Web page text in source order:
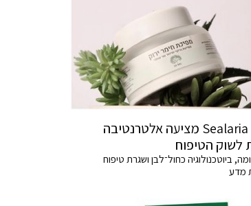
חברת Sealaria מציעה אלטרנטיבה
לשוק הטיפוח
ביוטכנולוגיה כחול־לבן ושגרת טיפוח
מדע